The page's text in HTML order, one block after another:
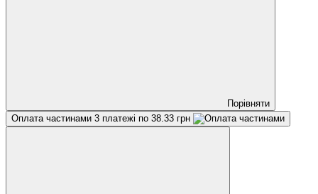
Порівняти
Оплата частинами 3 платежі по 38.33 грн